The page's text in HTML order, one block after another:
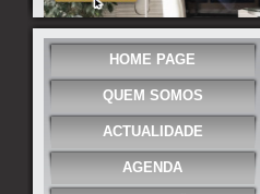
HOME PAGE
QUEM SOMOS
ACTUALIDADE
AGENDA